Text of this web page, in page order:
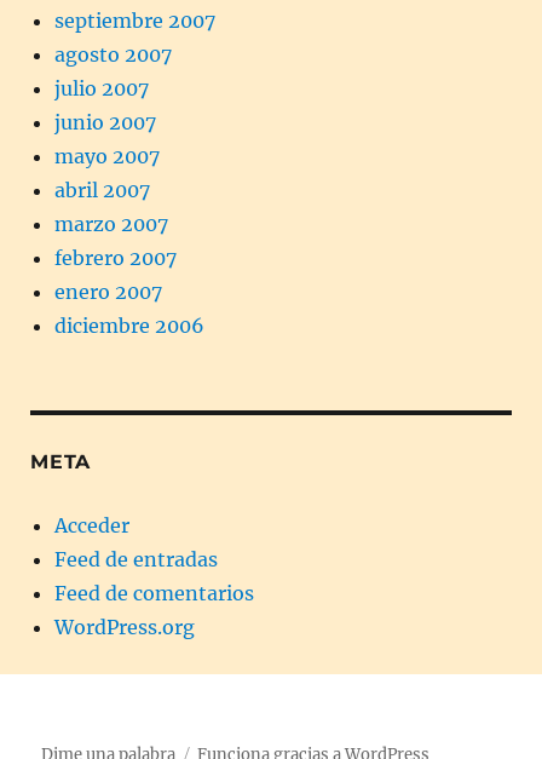
septiembre 2007
agosto 2007
julio 2007
junio 2007
mayo 2007
abril 2007
marzo 2007
febrero 2007
enero 2007
diciembre 2006
META
Acceder
Feed de entradas
Feed de comentarios
WordPress.org
Dime una palabra Funciona gracias a WordPress